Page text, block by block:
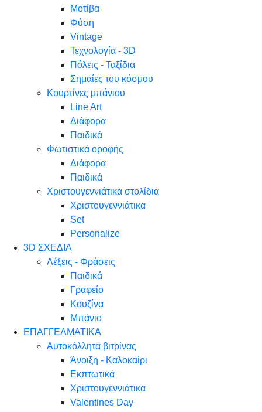
Μοτίβα
Φύση
Vintage
Τεχνολογία - 3D
Πόλεις - Ταξίδια
Σημαίες του κόσμου
Κουρτίνες μπάνιου
Line Art
Διάφορα
Παιδικά
Φωτιστικά οροφής
Διάφορα
Παιδικά
Χριστουγεννιάτικα στολίδια
Χριστουγεννιάτικα
Set
Personalize
3D ΣΧΕΔΙΑ
Λέξεις - Φράσεις
Παιδικά
Γραφείο
Κουζίνα
Μπάνιο
ΕΠΑΓΓΕΛΜΑΤΙΚΑ
Αυτοκόλλητα βιτρίνας
Άνοιξη - Καλοκαίρι
Εκπτωτικά
Χριστουγεννιάτικα
Valentines Day